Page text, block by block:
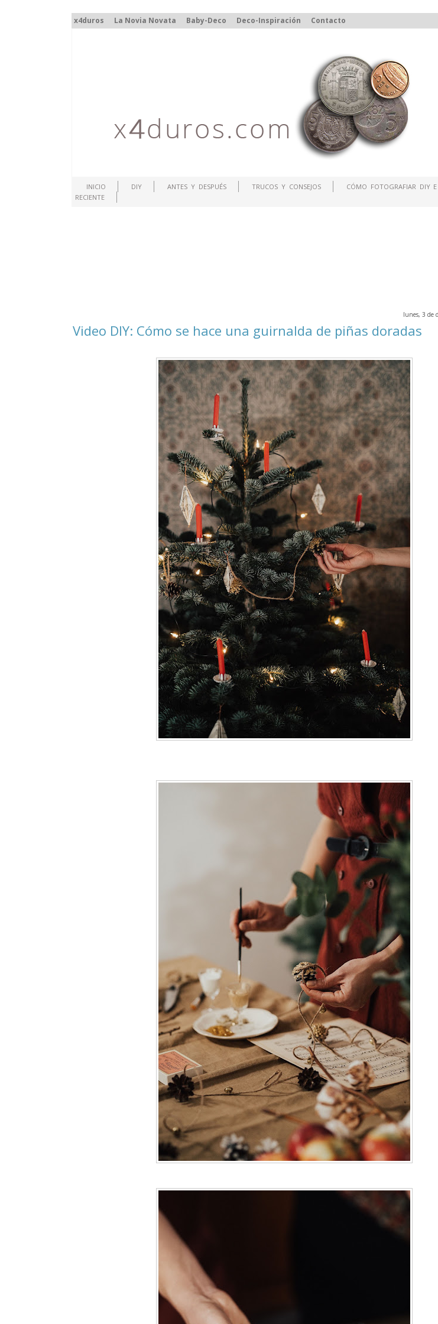
x4duros La Novia Novata Baby-Deco Deco-Inspiración Contacto
INICIO DIY ANTES Y DESPUÉS TRUCOS Y CONSEJOS CÓMO FOTOGRAFIAR DIY E
RECIENTE
lunes, 3 de
Video DIY: Cómo se hace una guirnalda de piñas doradas